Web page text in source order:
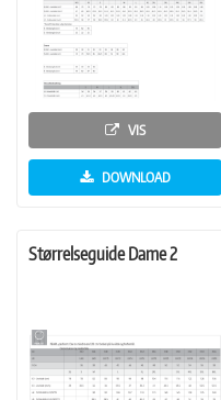
VIS
DOWNLOAD
Størrelseguide Dame 2